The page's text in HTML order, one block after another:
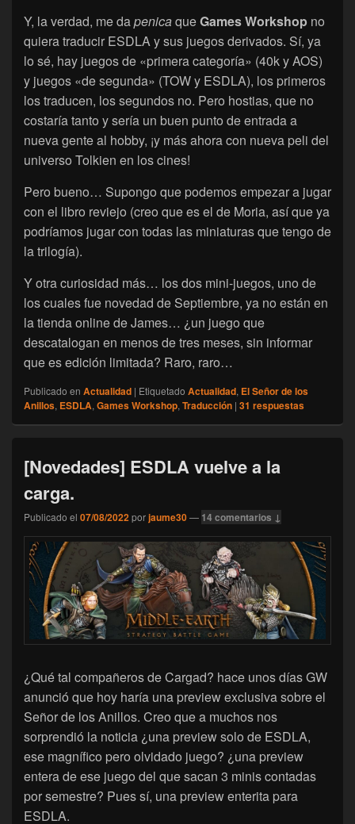
Y, la verdad, me dapenicaqueGames Workshop no
quiera traducir ESDLA y sus juegos derivados. Sí, ya
lo sé, hay juegos de «primera categoría» (40k y AOS)
y juegos «de segunda» (TOW y ESDLA), los primeros
los traducen, los segundos no. Pero hostias, que no
costaría tanto y sería un buen punto de entrada a
nueva gente al hobby, ¡y más ahora con nueva peli del
universo Tolkien en los cines!
Pero bueno… Supongo que podemos empezar a jugar
con el libro reviejo (creo que es el de Moria, así que ya
podríamos jugar con todas las miniaturas que tengo de
la trilogía).
Y otra curiosidad más… los dos mini-juegos, uno de
los cuales fue novedad de Septiembre, ya no están en
la tienda online de James… ¿un juego que
descatalogan en menos de tres meses, sin informar
que es edición limitada? Raro, raro…
Publicado en Actualidad | Etiquetado Actualidad, El Señor de los
Anillos, ESDLA, Games Workshop, Traducción | 31 respuestas
[Novedades] ESDLA vuelve a la
carga.
Publicado el 07/08/2022porjaume30— 14 comentarios ↓
¿Qué tal compañeros de Cargad? hace unos días GW
anunció que hoy haría una preview exclusiva sobre el
Señor de los Anillos. Creo que a muchos nos
sorprendió la noticia ¿una preview solo de ESDLA,
ese magnífico pero olvidado juego? ¿una preview
entera de ese juego del que sacan 3 minis contadas
por semestre? Pues sí, una preview enterita para
ESDLA.